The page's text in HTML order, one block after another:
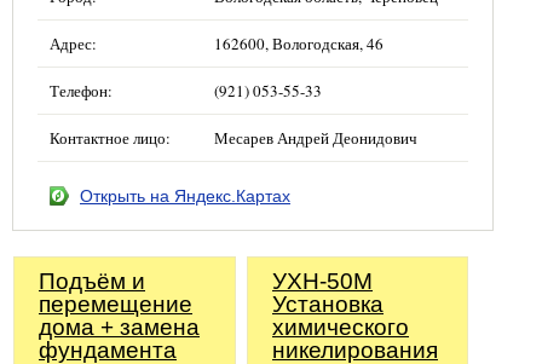
Адрес: 162600, Вологодская, 46
Телефон: (921) 053-55-33
Контактное лицо: Месарев Андрей Деонидович
Открыть на Яндекс.Картах
Подъём и
перемещение
дома + замена
фундамента
УХН-50М
Установка
химического
никелирования